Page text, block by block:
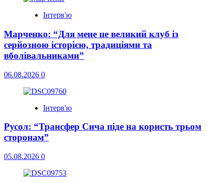
Інтерв'ю
Марченко: “Для мене це великий клуб із
серйозною історією, традиціями та
вболівальниками”
06.08.2026 0
Інтерв'ю
Русол: “Трансфер Сича піде на користь трьом
сторонам”
05.08.2026 0